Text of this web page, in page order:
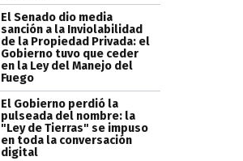
El Senado dio media
sanción a la Inviolabilidad
de la Propiedad Privada: el
Gobierno tuvo que ceder
en la Ley del Manejo del
Fuego
El Gobierno perdió la
pulseada del nombre: la
"Ley de Tierras" se impuso
en toda la conversación
digital